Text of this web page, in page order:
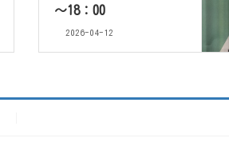
～18：00
2026-04-12